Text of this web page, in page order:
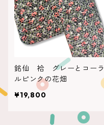
銘仙 袷 グレーとコーラ
ルピンクの花畑
¥19,800